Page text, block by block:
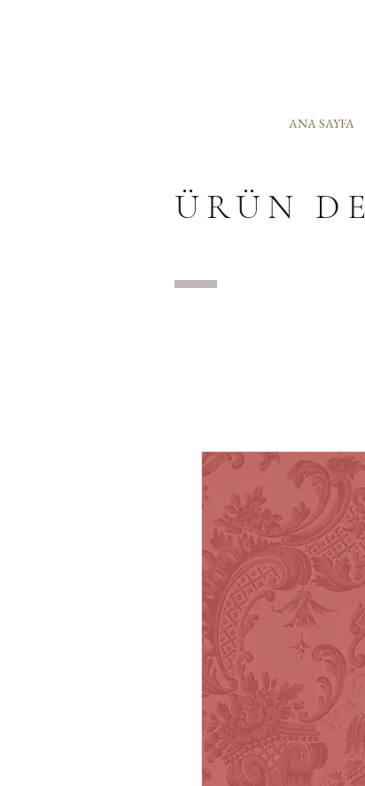
ANA SAYFA
ÜRÜN